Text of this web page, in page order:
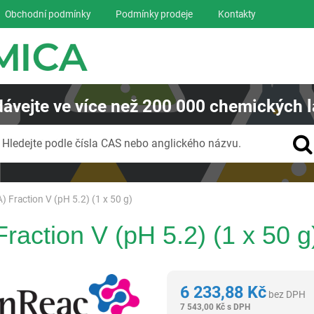
Fraction V (pH 5.2) (1 x 50 g)
V (pH 5.2) (1 x 50
6 233,88 Kč bez DPH
7 543,00 Kč s DPH
Obchodní podmínky Podmínky prodeje Kontakty
ve více než200 000 chemických
Hledejte podle čísla CAS nebo anglického názvu.